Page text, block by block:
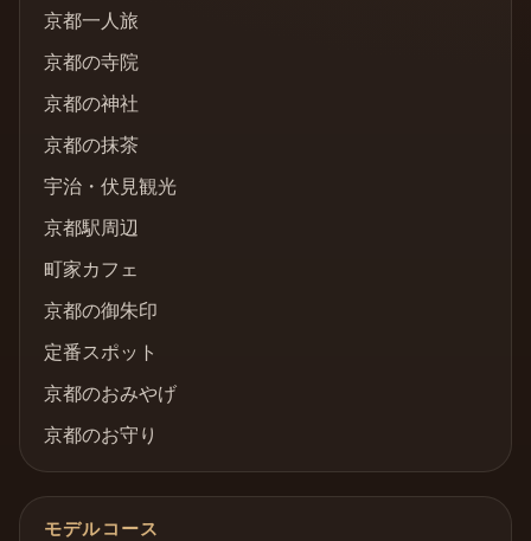
京都一人旅
京都の寺院
京都の神社
京都の抹茶
宇治・伏見観光
京都駅周辺
町家カフェ
京都の御朱印
定番スポット
京都のおみやげ
京都のお守り
モデルコース